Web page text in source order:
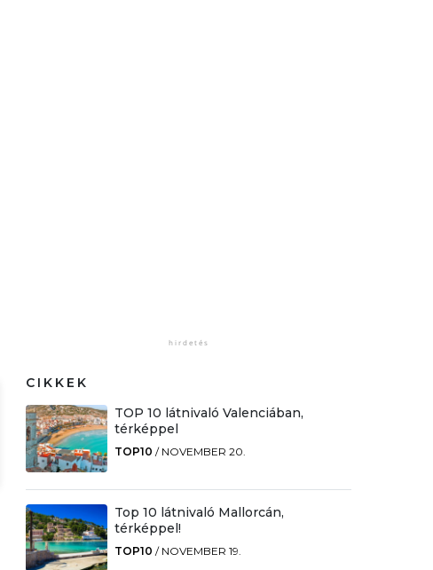
CIKKEK
TOP 10 látnivaló Valenciában,
térképpel
TOP10 / NOVEMBER 20.
Top 10 látnivaló Mallorcán,
térképpel!
TOP10 / NOVEMBER 19.